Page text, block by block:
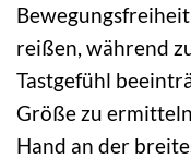
reißen, während
Tastgefühl
Größe zu
Hand an der